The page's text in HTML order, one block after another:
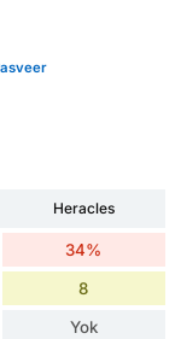
Heracles
34%
8
Yok